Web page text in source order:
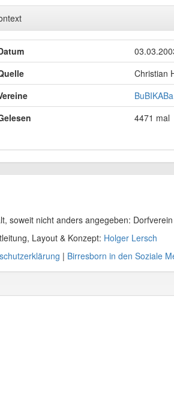
Christian
4471 mal
soweit nicht anders angegeben:
Layout & Konzept: Holger Lersch
| Birresborn in den Soziale